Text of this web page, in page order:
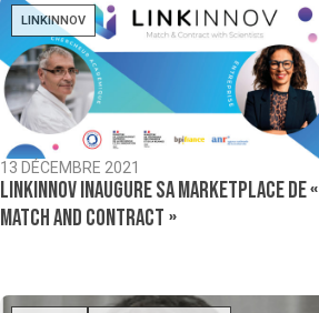
LINKINNOV
13 DÉCEMBRE 2021
Linkinnov inaugure sa marketplace de «
match and contract »